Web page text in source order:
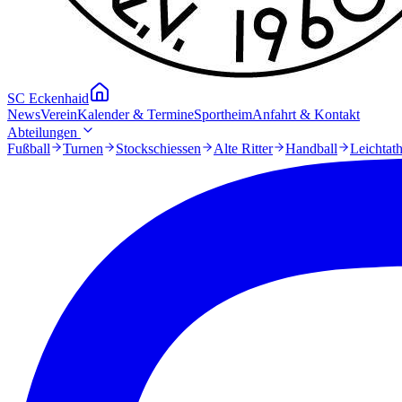
SC Eckenhaid
NewsVereinKalender & TermineSportheimAnfahrt & Kontakt
Abteilungen
Fußball
Turnen Stockschiessen Alte Ritter Handball